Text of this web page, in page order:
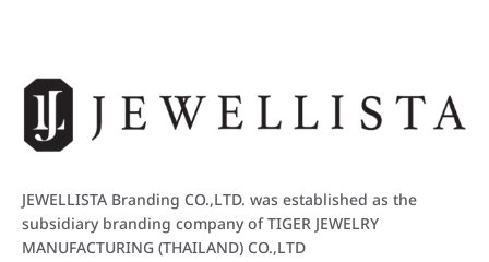
JEWELLISTA Branding CO.,LTD. was established as the
subsidiary branding company of TIGER JEWELRY
MANUFACTURING (THAILAND) CO.,LTD